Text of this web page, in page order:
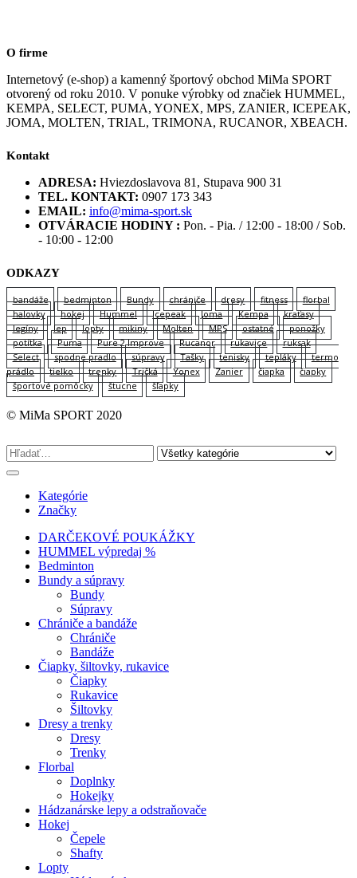
O firme
Internetový (e-shop) a kamenný športový obchod MiMa SPORT
otvorený od roku 2010. V ponuke výrobky od značiek HUMMEL,
KEMPA, SELECT, PUMA, YONEX, MPS, ZANIER, ICEPEAK,
JOMA, MOLTEN, TRIAL, TRIMONA, RUCANOR, XBEACH.
Kontakt
ADRESA: Hviezdoslavova 81, Stupava 900 31
TEL. KONTAKT: 0907 173 343
EMAIL: info@mima-sport.sk
OTVÁRACIE HODINY : Pon. - Pia. / 12:00 - 18:00 / Sob.
- 10:00 - 12:00
ODKAZY
bandáže bedminton Bundy chrániče dresy fitness
florbal
halovky
hokej Hummel Icepeak Joma Kempa
kraťasy
legíny
lep lopty mikiny Molten MPS ostatné
ponožky
potítka
Puma Pure 2 Improve Rucanor rukavice
ruksak
Select
spodne pradlo súpravy Tašky tenisky tepláky
termo
prádlo
tielko trenky Tričká Yonex Zanier čiapka
čiapky
športové pomôcky
štucne šľapky
© MiMa SPORT 2020
Kategórie
Značky
DARČEKOVÉ POUKÁŽKY
HUMMEL výpredaj %
Bedminton
Bundy a súpravy
Bundy
Súpravy
Chrániče a bandáže
Chrániče
Bandáže
Čiapky, šiltovky, rukavice
Čiapky
Rukavice
Šiltovky
Dresy a trenky
Dresy
Trenky
Florbal
Doplnky
Hokejky
Hádzanárske lepy a odstraňovače
Hokej
Čepele
Shafty
Lopty